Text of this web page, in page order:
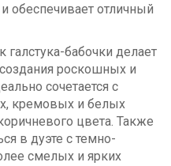
обеспечивает отличный
бабочки делает
роскошных и
сочетается с
кремовых и белых
цвета. Также
в дуэте с темно-
смелых и ярких